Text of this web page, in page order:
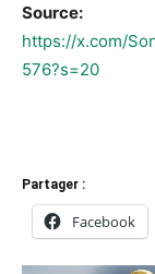
Source:
https://x.com/
576?s=20
Partager :
Facebook